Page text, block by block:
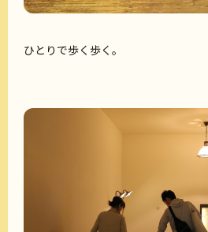
ひとりで歩く歩く。